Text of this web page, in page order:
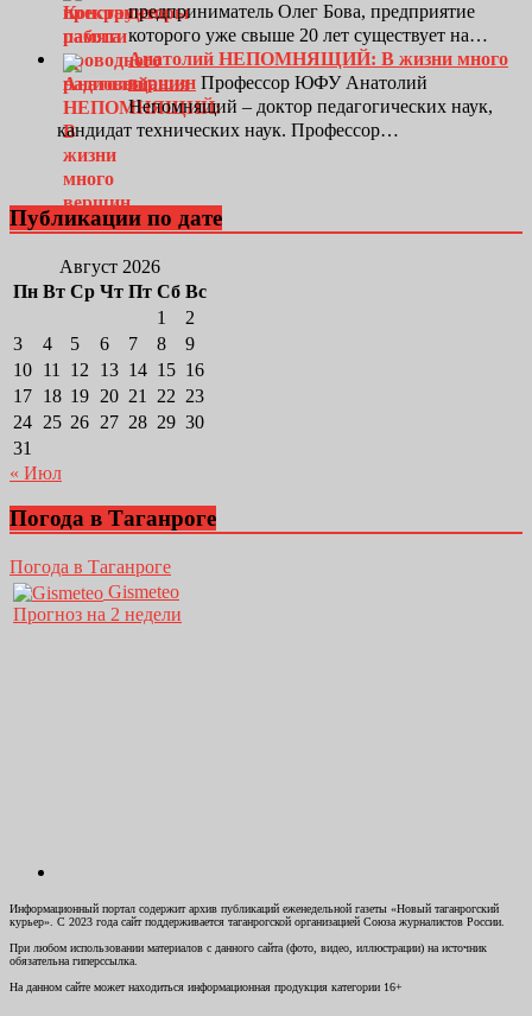
предприниматель Олег Бова, предприятие
которого уже свыше 20 лет существует на…
Анатолий НЕПОМНЯЩИЙ: В жизни много
вершин Профессор ЮФУ Анатолий
Непомнящий – доктор педагогических наук,
кандидат технических наук. Профессор…
Публикации по дате
Август 2026
Пн Вт Ср Чт Пт Сб Вс
1
2
3
4 5 6 7 8
9
10 11 12 13 14 15 16
17 18 19 20 21 22 23
24 25 26 27 28 29 30
31
« Июл
Погода в Таганроге
Погода в Таганроге
Gismeteo
Прогноз на 2 недели
Информационный портал содержит архив публикаций еженедельной газеты «Новый таганрогский
курьер». С 2023 года сайт поддерживается таганрогской организацией Союза журналистов России.
При любом использовании материалов с данного сайта (фото, видео, иллюстрации) на источник
обязательна гиперссылка.
На данном сайте может находиться информационная продукция категории 16+